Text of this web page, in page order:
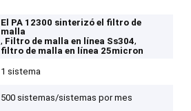
El PA 12300 sinterizó el filtro de
malla
, Filtro de malla en línea Ss304,
filtro de malla en línea 25micron
1 sistema
500 sistemas/sistemas por mes